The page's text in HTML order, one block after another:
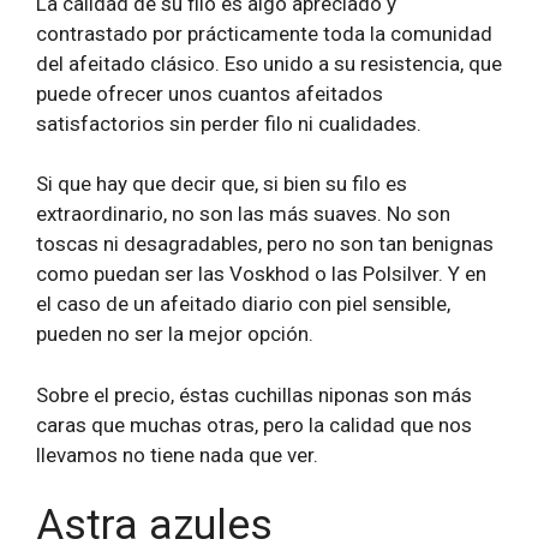
contrastado por prácticamente toda la comunidad
del afeitado clásico. Eso unido a su resistencia, que
puede ofrecer unos cuantos afeitados
satisfactorios sin perder filo ni cualidades.
Si que hay que decir que, si bien su filo es
extraordinario, no son las más suaves. No son
toscas ni desagradables, pero no son tan benignas
como puedan ser las Voskhod o las Polsilver. Y en
el caso de un afeitado diario con piel sensible,
pueden no ser la mejor opción.
Sobre el precio, éstas cuchillas niponas son más
caras que muchas otras, pero la calidad que nos
llevamos no tiene nada que ver.
Astra azules